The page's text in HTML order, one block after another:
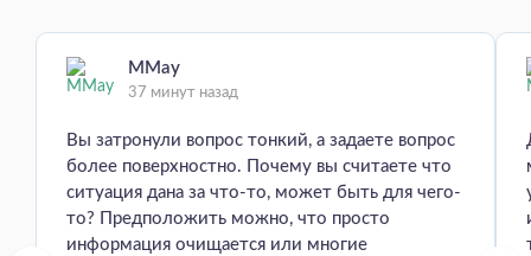
MMay
37 минут назад
Вы затронули вопрос тонкий, а задаете вопрос
более поверхностно. Почему вы считаете что
ситуация дана за что-то, может быть для чего-
то? Предположить можно, что просто
информация очищается или многие